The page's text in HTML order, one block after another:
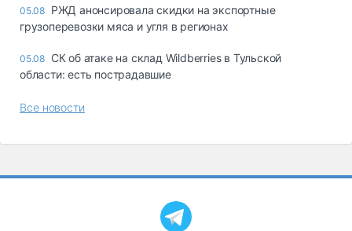
05.08 РЖД анонсировала скидки на экспортные
грузоперевозки мяса и угля в регионах
05.08 СК об атаке на склад Wildberries в Тульской
области: есть пострадавшие
Все новости